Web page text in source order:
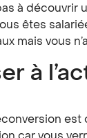
à
êtes
mais vous
à